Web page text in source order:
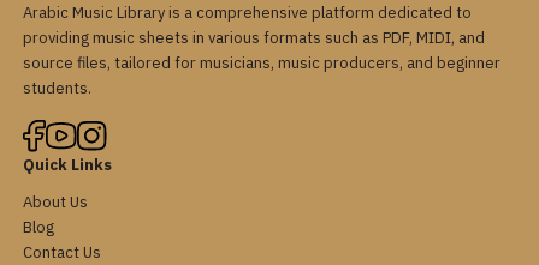
Arabic Music Library is a comprehensive platform dedicated to
providing music sheets in various formats such as PDF, MIDI, and
source files, tailored for musicians, music producers, and beginner
students.
Quick Links
About Us
Blog
Contact Us